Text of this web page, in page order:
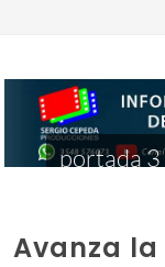
portada 3
Avanza